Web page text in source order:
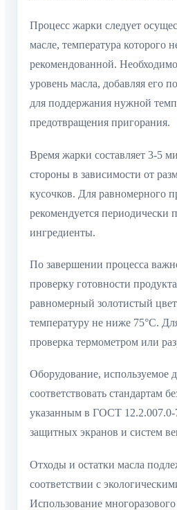
Процесс жарки следует
масле, температура которого
рекомендованной.
уровень масла, добавляя его
для поддержания нужной
предотвращения пригорания.
Время жарки составляет 3-5
стороны в зависимости от
кусочков. Для равномерного
рекомендуется периодически
ингредиенты.
По завершении процесса
проверку готовности
равномерный золотистый
температуру не ниже 75°C.
проверка термометром или
Оборудование, используемое
соответствовать стандартам
указанным в ГОСТ 12.2.007.0-
защитных экранов и систем
Отходы и остатки масла
соответствии с
Использование